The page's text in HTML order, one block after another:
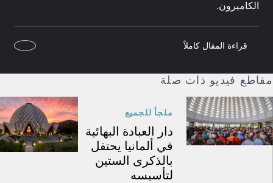
الكاميرون.
قراءة المقال كاملاً
مقاطع فيديو ذات صلة
ملجأ للجميع
دار العبادة البهائية
في ألمانيا يحتفل
بالذكرى الستين
لتأسيسه